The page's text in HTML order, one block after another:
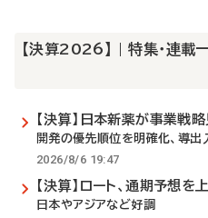
【決算2026】 | 特集・連載
【決算】日本新薬が事業戦
開発の優先順位を明確化、導出
2026/8/6 19:47
【決算】ロート、通期予想を
日本やアジアなど好調